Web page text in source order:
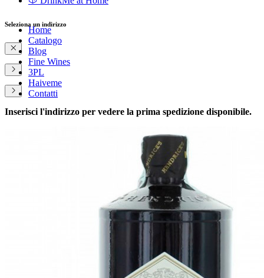
Home
Catalogo
Blog
Fine Wines
3PL
Haiveme
Contatti
Seleziona un indirizzo
Inserisci l'indirizzo per vedere la prima spedizione disponibile.